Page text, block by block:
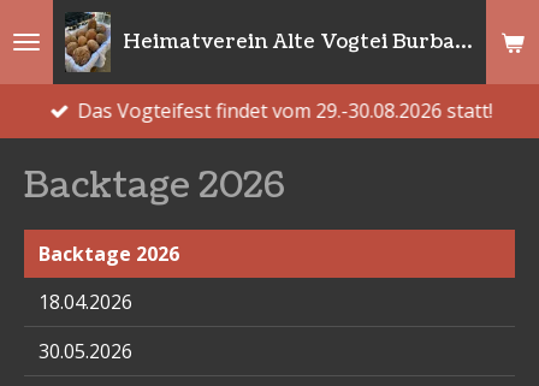
Hauptinhalt
Heimatverein Alte Vogtei Burbach e.V.
Das Vogteifest findet vom 29.-30.08.2026 statt!
Backtage 2026
Backtage 2026
18.04.2026
30.05.2026